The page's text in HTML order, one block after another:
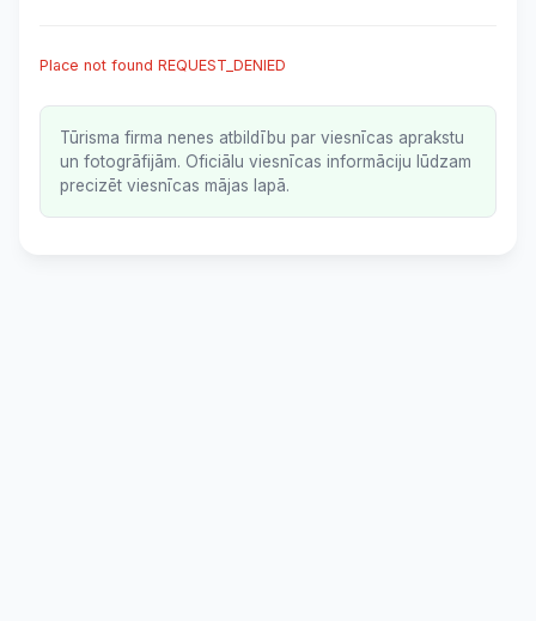
Place not found REQUEST_DENIED
Tūrisma firma nenes atbildību par viesnīcas aprakstu
un fotogrāfijām. Oficiālu viesnīcas informāciju lūdzam
precizēt viesnīcas mājas lapā.